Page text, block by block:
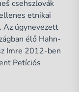
csehszlovák
etnikai
Az úgynevezett
élő Hahn-
Imre 2012-ben
Petíciós